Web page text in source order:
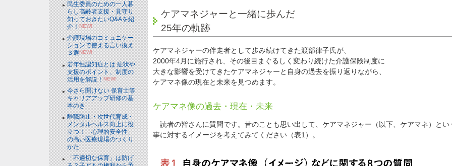
民生委員のための一人暮
らし高齢者支援・見守り
知っておきたいQ&Aを紹
介！NEW!
介護現場のコミュニケー
ションで使える言い換え
３選NEW!
若年性認知症とは 症状や
支援のポイント、制度の
活用を解説！NEW!
今さら聞けない 保育士等
キャリアアップ研修の基
本のき
離職防止・次世代育成・
メンタルヘルス向上に役
立つ！「心理的安全性」
の高い医療現場のつくり
かた
「不適切な保育」は防げ
ケアマネジャーと一緒に歩んだ
25年の軌跡
ケアマネジャーの伴走者として歩み続けてきた渡部律子氏が、
2000年4月に施行され、その後目まぐるしく変わり続けた介護保険制度に
大きな影響を受けてきたケアマネジャーと自身の過去を振り返りながら、
ケアマネ像の現在と未来を見つめます。
ケアマネ像の過去・現在・未来
読者の皆さんに質問です。昔のことも思い出して、ケアマネジャー（以下、ケアマネ）とい
事に対するイメージを考えてみてください（表1）。